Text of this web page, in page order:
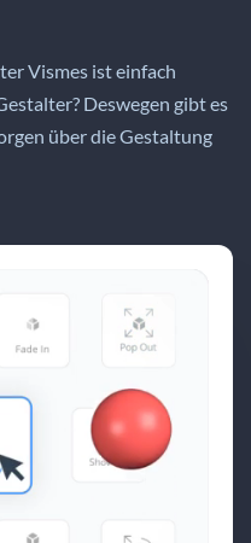
Vismes ist einfach
Deswegen gibt es
über die Gestaltung